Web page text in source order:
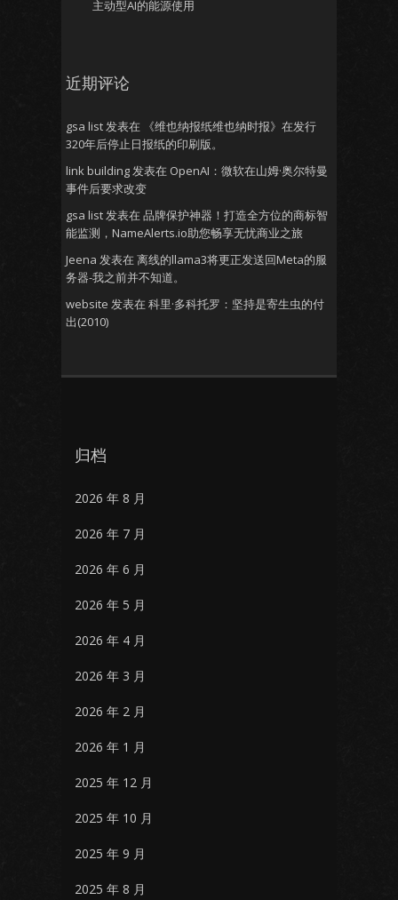
主动型AI的能源使用
近期评论
gsa list发表在
《维也纳报纸维也纳时报》在发行
320年后停止日报纸的印刷版。
link building发表在 OpenAI：微软在山姆·奥尔特曼
事件后要求改变
gsa list发表在 品牌保护神器！打造全方位的商标智
能监测，NameAlerts.io助您畅享无忧商业之旅
Jeena 发表在 离线的llama3将更正发送回Meta的服
务器-我之前并不知道。
website 发表在 科里·多科托罗：坚持是寄生虫的付
出(2010)
归档
2026 年 8 月
2026 年 7 月
2026 年 6 月
2026 年 5 月
2026 年 4 月
2026 年 3 月
2026 年 2 月
2026 年 1 月
2025 年 12 月
2025 年 10 月
2025 年 9 月
2025 年 8 月